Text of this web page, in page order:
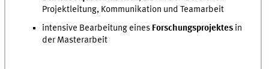
Projektleitung, Kommunikation und Teamarbeit
intensive Bearbeitung eines Forschungsprojektes in
der Masterarbeit